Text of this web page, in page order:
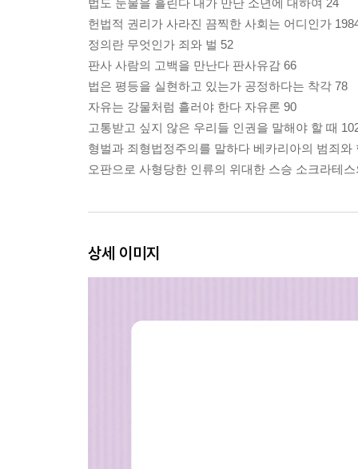
법도 눈물을 흘린다 내가 만난 소년에 대하여 24
헌법적 권리가 사라진 끔찍한 사회는 어디인가
정의란 무엇인가 죄와 벌 52
판사 사람의 고백을 만난다 판사유감 66
법은 평등을 실현하고 있는가 공정하다는 착각 78
자유는 강물처럼 흘러야 한다 자유론 90
고통받고 싶지 않은 우리들 인권을 말해야 할 때
형벌과 죄형법정주의를 말하다 베카리아의 범죄와
오판으로 사형당한 인류의 위대한 스승 소크라테
상세 이미지